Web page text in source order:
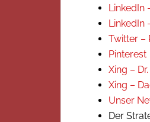
LinkedIn
LinkedIn
Twitter –
Pinterest
Xing –
Xing –
Unser
Der